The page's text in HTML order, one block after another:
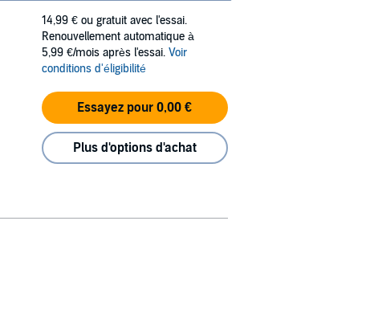
14,99 € ou gratuit avec l'essai.
Renouvellement automatique à
5,99 €/mois après l'essai. Voir
conditions d'éligibilité
Essayez pour 0,00 €
Plus d'options d'achat